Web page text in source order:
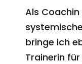
Als
bringe ich
Trainerin